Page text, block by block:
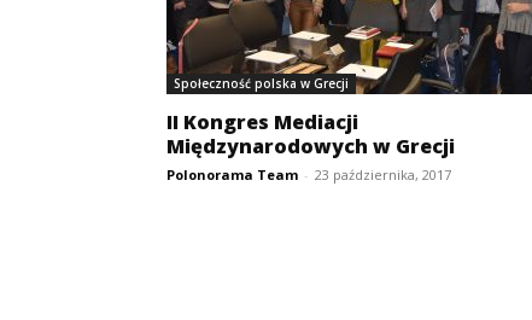
Społeczność polska w Grecji
II Kongres Mediacji
Międzynarodowych w Grecji
Polonorama Team - 23 października, 2017